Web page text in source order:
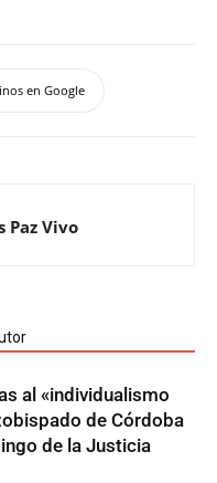
en Google
Paz Vivo
al «individualismo
de Córdoba
de la Justicia